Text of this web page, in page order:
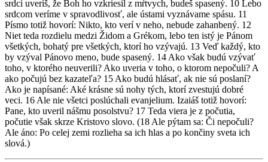
srdci uveríš, že Boh ho vzkriesil z mŕtvych, budeš spasený. 10 Lebo
srdcom veríme v spravodlivosť, ale ústami vyznávame spásu. 11
Písmo totiž hovorí: Nikto, kto verí v neho, nebude zahanbený. 12
Niet teda rozdielu medzi Židom a Grékom, lebo ten istý je Pánom
všetkých, bohatý pre všetkých, ktorí ho vzývajú. 13 Veď každý, kto
by vzýval Pánovo meno, bude spasený. 14 Ako však budú vzývať
toho, v ktorého neuverili? Ako uveria v toho, o ktorom nepočuli? A
ako počujú bez kazateľa? 15 Ako budú hlásať, ak nie sú poslaní?
Ako je napísané: Aké krásne sú nohy tých, ktorí zvestujú dobré
veci. 16 Ale nie všetci poslúchali evanjelium. Izaiáš totiž hovorí:
Pane, kto uveril nášmu posolstvu? 17 Teda viera je z počutia,
počutie však skrze Kristovo slovo. (18 Ale pýtam sa: Či nepočuli?
Ale áno: Po celej zemi rozlieha sa ich hlas a po končiny sveta ich
slová.)